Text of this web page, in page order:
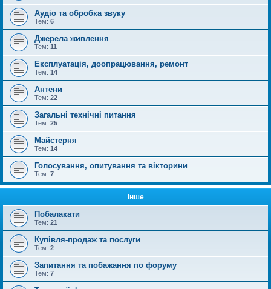
Аудіо та обробка звуку
Тем: 6
Джерела живлення
Тем: 11
Експлуатація, доопрацювання, ремонт
Тем: 14
Антени
Тем: 22
Загальні технічні питання
Тем: 25
Майстерня
Тем: 14
Голосування, опитування та вікторини
Тем: 7
Інше
Побалакати
Тем: 21
Купівля-продаж та послуги
Тем: 2
Запитання та побажання по форуму
Тем: 7